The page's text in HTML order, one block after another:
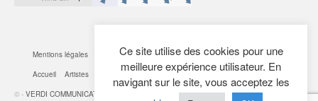
Mentions légales Cookies Confidentialité Plan du site
Contact
Accueil
Artistes Actualités Boutique
Mon Compte
© - VERDI COMMUNICATION
Ce site utilise des cookies pour une
meilleure expérience utilisateur. En
navigant sur le site, vous acceptez les